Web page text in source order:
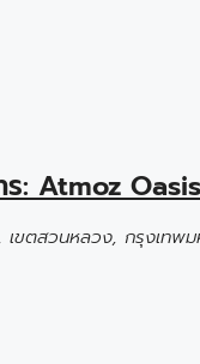
ร: Atmoz
ขตสวนหลวง, กรุงเทพม